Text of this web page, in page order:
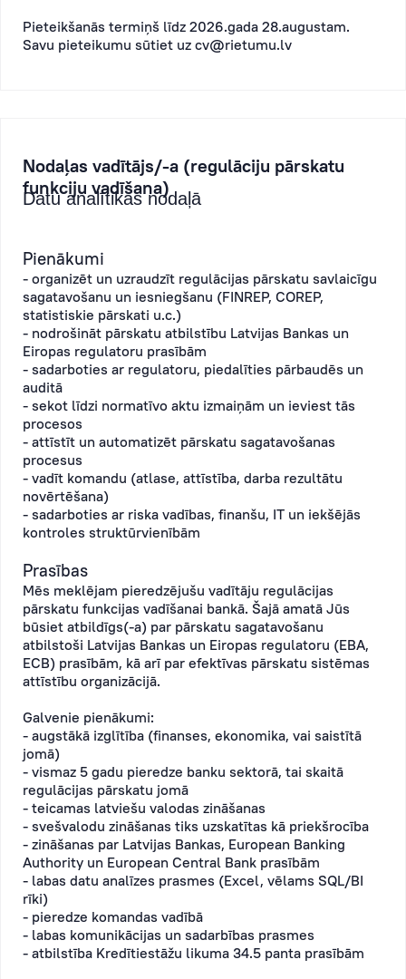
Pieteikšanās termiņš līdz 2026.gada 28.augustam.
Savu pieteikumu sūtiet uz cv@rietumu.lv
Nodaļas vadītājs/-a (regulāciju pārskatu
funkciju vadīšana)
Datu analītikas nodaļā
Pienākumi
- organizēt un uzraudzīt regulācijas pārskatu savlaicīgu
sagatavošanu un iesniegšanu (FINREP, COREP,
statistiskie pārskati u.c.)
- nodrošināt pārskatu atbilstību Latvijas Bankas un
Eiropas regulatoru prasībām
- sadarboties ar regulatoru, piedalīties pārbaudēs un
auditā
- sekot līdzi normatīvo aktu izmaiņām un ieviest tās
procesos
- attīstīt un automatizēt pārskatu sagatavošanas
procesus
- vadīt komandu (atlase, attīstība, darba rezultātu
novērtēšana)
- sadarboties ar riska vadības, finanšu, IT un iekšējās
kontroles struktūrvienībām
Prasības
Mēs meklējam pieredzējušu vadītāju regulācijas
pārskatu funkcijas vadīšanai bankā. Šajā amatā Jūs
būsiet atbildīgs(-a) par pārskatu sagatavošanu
atbilstoši Latvijas Bankas un Eiropas regulatoru (EBA,
ECB) prasībām, kā arī par efektīvas pārskatu sistēmas
attīstību organizācijā.
Galvenie pienākumi:
- augstākā izglītība (finanses, ekonomika, vai saistītā
jomā)
- vismaz 5 gadu pieredze banku sektorā, tai skaitā
regulācijas pārskatu jomā
- teicamas latviešu valodas zināšanas
- svešvalodu zināšanas tiks uzskatītas kā priekšrocība
- zināšanas par Latvijas Bankas, European Banking
Authority un European Central Bank prasībām
- labas datu analīzes prasmes (Excel, vēlams SQL/BI
rīki)
- pieredze komandas vadībā
- labas komunikācijas un sadarbības prasmes
- atbilstība Kredītiestāžu likuma 34.5 panta prasībām